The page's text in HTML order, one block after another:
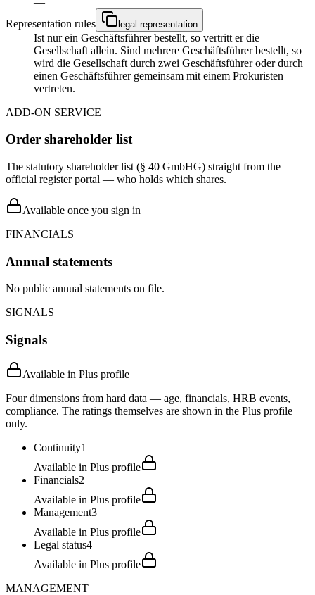
Representation rules
legal.representation
Ist nur ein Geschäftsführer bestellt, so vertritt er die
Gesellschaft allein. Sind mehrere Geschäftsführer bestellt, so
wird die Gesellschaft durch zwei Geschäftsführer oder durch
einen Geschäftsführer gemeinsam mit einem Prokuristen
vertreten.
ADD-ON SERVICE
Order shareholder list
The statutory shareholder list (§ 40 GmbHG) straight from the
official register portal — who holds which shares.
Available once you sign in
FINANCIALS
Annual statements
No public annual statements on file.
SIGNALS
Signals
Available in Plus profile
Four dimensions from hard data — age, financials, HRB events,
compliance. The ratings themselves are shown in the Plus profile
only.
Continuity1
Available in Plus profile
Financials2
Available in Plus profile
Management3
Available in Plus profile
Legal status4
Available in Plus profile
MANAGEMENT